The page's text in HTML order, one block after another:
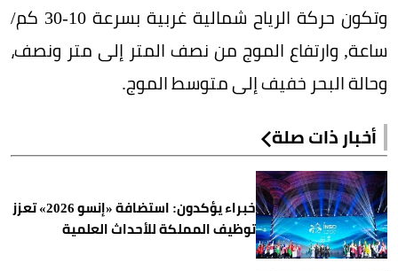
وتكون حركة الرياح شمالية غربية بسرعة 10-30 كم/
ساعة, وارتفاع الموج من نصف المتر إلى متر ونصف،
وحالة البحر خفيف إلى متوسط الموج.
أخبار ذات صلة
خبراء يؤكدون: استضافة «إنسو 2026» تعزز
توظيف المملكة للأحداث العلمية